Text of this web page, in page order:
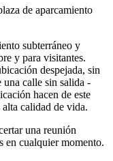
de aparcamiento
subterráneo y
y para visitantes.
despejada, sin
una calle sin salida -
hacen de este
calidad de vida.
una reunión
en cualquier momento.